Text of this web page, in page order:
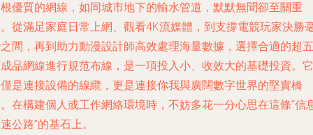
優質的網線，如同城市地下的輸水管道，默默無聞卻至關重
從滿足家庭日常上網、觀看4K流媒體，到支撐電競玩家決勝
間，再到助力動漫設計師高效處理海量數據，選擇合適的超五
品網線進行規范布線，是一項投入小、收效大的基礎投資。它
是連接設備的線纜，更是連接你我與廣闊數字世界的堅實橋
在構建個人或工作網絡環境時，不妨多花一分心思在這條“信
公路”的基石上。